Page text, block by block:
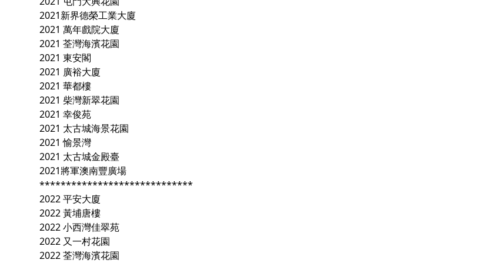
2021新界德榮工業大廈
2021 萬年戲院大廈
2021 荃灣海濱花園
2021 東安閣
2021 廣裕大廈
2021 華都樓
2021 柴灣新翠花園
2021 幸俊苑
2021 太古城海景花園
2021 愉景灣
2021 太古城金殿臺
2021將軍澳南豐廣場
*****************************
2022 平安大廈
2022 黃埔唐樓
2022 小西灣佳翠苑
2022 又一村花園
2022 荃灣海濱花園